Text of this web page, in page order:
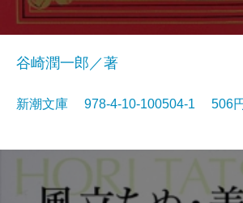
谷崎潤一郎／著
新潮文庫 978-4-10-100504-1 506